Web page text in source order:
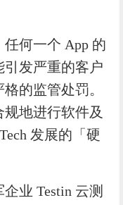
何一个 App 的
发严重的客户
的监管处罚。
地进行软件及
发展的「硬
业 Testin 云测